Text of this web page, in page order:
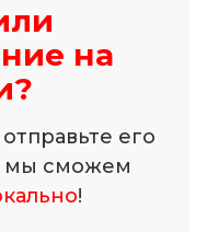
на
его
мы сможем
!